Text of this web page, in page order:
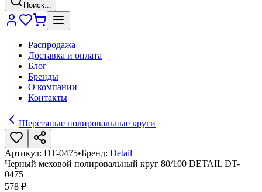
Поиск...
Распродажа
Доставка и оплата
Блог
Бренды
О компании
Контакты
Шерстяные полировальные круги
Артикул: DT-0475•Бренд: Detail
Черный меховой полировальный круг 80/100 DETAIL DT-
0475
578 ₽